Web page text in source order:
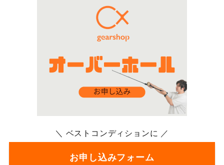
＼ ベストコンディションに ／
お申し込みフォーム